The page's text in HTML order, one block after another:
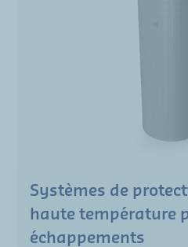
Systèmes de
haute température
échappements